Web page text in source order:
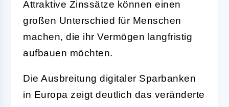
Attraktive Zinssätze können einen
großen Unterschied für Menschen
machen, die ihr Vermögen langfristig
aufbauen möchten.
Die Ausbreitung digitaler Sparbanken
in Europa zeigt deutlich das veränderte